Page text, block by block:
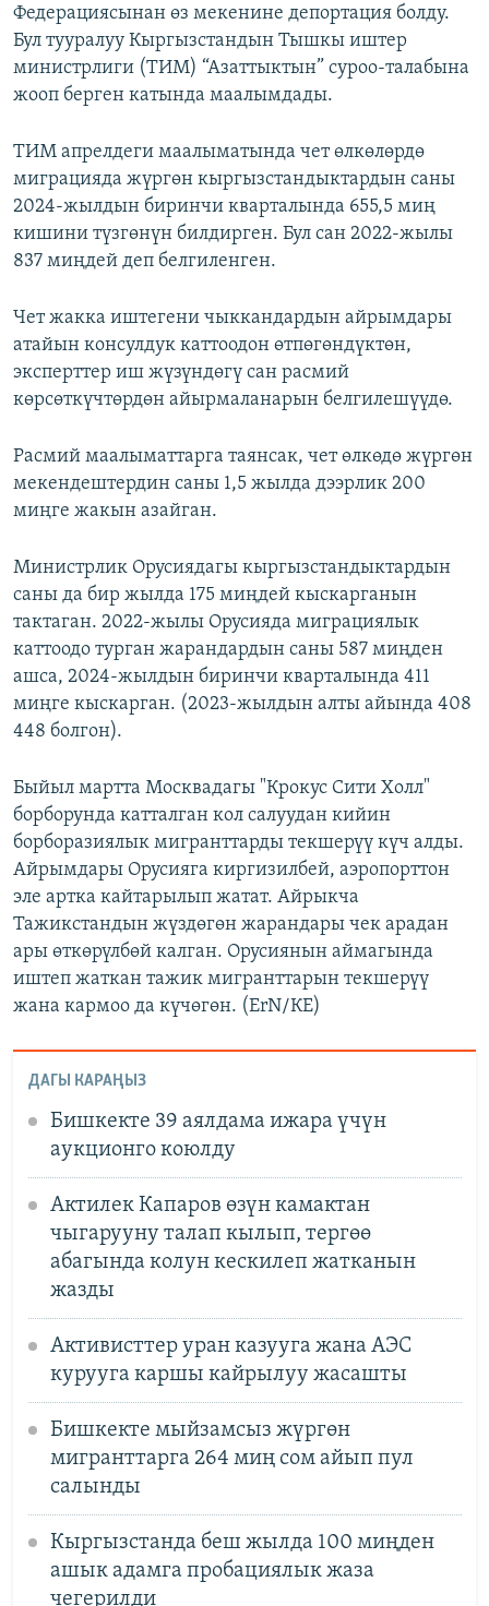
Федерациясынан өз мекенине депортация болду.
Бул тууралуу Кыргызстандын Тышкы иштер
министрлиги (ТИМ) “Азаттыктын” суроо-талабына
жооп берген катында маалымдады.
ТИМ апрелдеги маалыматында чет өлкөлөрдө
миграцияда жүргөн кыргызстандыктардын саны
2024-жылдын биринчи кварталында 655,5 миң
кишини түзгөнүн билдирген. Бул сан 2022-жылы
837 миңдей деп белгиленген.
Чет жакка иштегени чыккандардын айрымдары
атайын консулдук каттоодон өтпөгөндүктөн,
эксперттер иш жүзүндөгү сан расмий
көрсөткүчтөрдөн айырмаланарын белгилешүүдө.
Расмий маалыматтарга таянсак, чет өлкөдө жүргөн
мекендештердин саны 1,5 жылда дээрлик 200
миңге жакын азайган.
Министрлик Орусиядагы кыргызстандыктардын
саны да бир жылда 175 миңдей кыскарганын
тактаган. 2022-жылы Орусияда миграциялык
каттоодо турган жарандардын саны 587 миңден
ашса, 2024-жылдын биринчи кварталында 411
миңге кыскарган. (2023-жылдын алты айында 408
448 болгон).
Быйыл мартта Москвадагы "Крокус Сити Холл"
борборунда катталган кол салуудан кийин
борборазиялык мигранттарды текшерүү күч алды.
Айрымдары Орусияга киргизилбей, аэропорттон
эле артка кайтарылып жатат. Айрыкча
Тажикстандын жүздөгөн жарандары чек арадан
ары өткөрүлбөй калган. Орусиянын аймагында
иштеп жаткан тажик мигранттарын текшерүү
жана кармоо да күчөгөн. (ErN/КЕ)
ДАГЫ КАРАҢЫЗ
Бишкекте 39 аялдама ижара үчүн
аукционго коюлду
Актилек Капаров өзүн камактан
чыгарууну талап кылып, тергөө
абагында колун кескилеп жатканын
жазды
Активисттер уран казууга жана АЭС
курууга каршы кайрылуу жасашты
Бишкекте мыйзамсыз жүргөн
мигранттарга 264 миң сом айып пул
салынды
Кыргызстанда беш жылда 100 миңден
ашык адамга пробациялык жаза
чегерилди